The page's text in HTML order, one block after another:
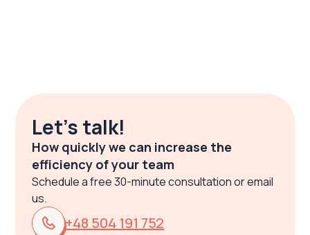
Let's talk!
How quickly we can increase the
efficiency of your team
Schedule a free 30-minute consultation or email
us.
+48 504 191 752